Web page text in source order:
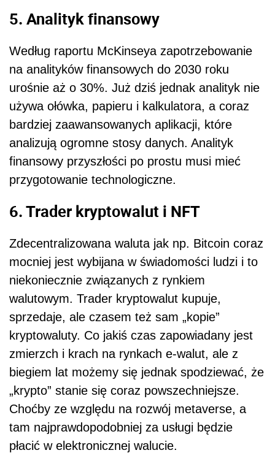
5. Analityk finansowy
Według raportu McKinseya zapotrzebowanie
na analityków finansowych do 2030 roku
urośnie aż o 30%. Już dziś jednak analityk nie
używa ołówka, papieru i kalkulatora, a coraz
bardziej zaawansowanych aplikacji, które
analizują ogromne stosy danych. Analityk
finansowy przyszłości po prostu musi mieć
przygotowanie technologiczne.
6. Trader kryptowalut i NFT
Zdecentralizowana waluta jak np. Bitcoin coraz
mocniej jest wybijana w świadomości ludzi i to
niekoniecznie związanych z rynkiem
walutowym. Trader kryptowalut kupuje,
sprzedaje, ale czasem też sam „kopie”
kryptowaluty. Co jakiś czas zapowiadany jest
zmierzch i krach na rynkach e-walut, ale z
biegiem lat możemy się jednak spodziewać, że
„krypto” stanie się coraz powszechniejsze.
Choćby ze względu na rozwój metaverse, a
tam najprawdopodobniej za usługi będzie
płacić w elektronicznej walucie.